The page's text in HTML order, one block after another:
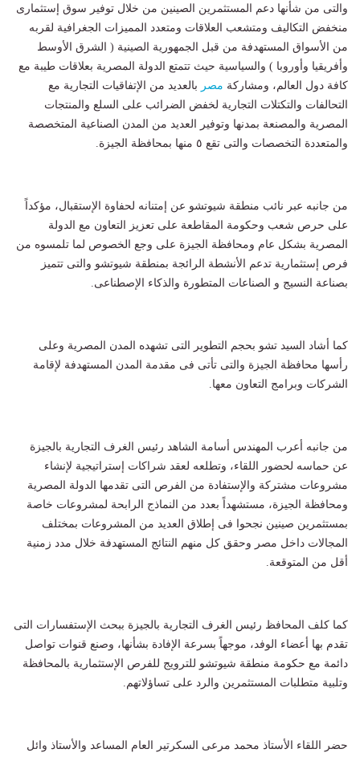
والتى من شأنها دعم المستثمرين الصينين من خلال توفير سوق إستثمارى
منخفض التكاليف ومتشعب العلاقات ومتعدد المميزات الجغرافية لقربه
من الأسواق المستهدفة من قبل الجمهورية الصينية ( الشرق الأوسط
وأفريقيا وأوروبا ) والسياسية حيث تتمتع الدولة المصرية بعلاقات طيبة مع
كافة دول العالم، ومشاركة مصر بالعديد من الإتفاقيات التجارية مع
التحالفات والتكتلات التجارية لخفض الضرائب على السلع والمنتجات
المصرية والمصنعة بمدنها وتوفير العديد من المدن الصناعية المتخصصة
والمتعددة التخصصات والتى تقع ٥ منها بمحافظة الجيزة.
من جانبه عبر نائب منطقة شيوتشو عن إمتنانه لحفاوة الإستقبال، مؤكداً
على حرص شعب وحكومة المقاطعة على تعزيز التعاون مع الدولة
المصرية بشكل عام ومحافظة الجيزة على وجع الخصوص لما تلمسوه من
فرص إستثمارية تدعم الأنشطة الرائجة بمنطقة شيوتشو والتى تتميز
بصناعة النسيج و الصناعات المتطورة والذكاء الإصطناعى.
كما أشاد السيد تشو بحجم التطوير التى تشهده المدن المصرية وعلى
رأسها محافظة الجيزة والتى تأتى فى مقدمة المدن المستهدفة لإقامة
الشركات وبرامج التعاون معها.
من جانبه أعرب المهندس أسامة الشاهد رئيس الغرف التجارية بالجيزة
عن حماسه لحضور اللقاء، وتطلعه لعقد شراكات إستراتيجية لإنشاء
مشروعات مشتركة والإستفادة من الفرص التى تقدمها الدولة المصرية
ومحافظة الجيزة، مستشهداً بعدد من النماذج الرابحة لمشروعات خاصة
بمستثمرين صينين نجحوا فى إطلاق العديد من المشروعات بمختلف
المجالات داخل مصر وحقق كل منهم النتائج المستهدفة خلال مدد زمنية
أقل من المتوقعة.
كما كلف المحافظ رئيس الغرف التجارية بالجيزة ببحث الإستفسارات التى
تقدم بها أعضاء الوفد، موجهاً بسرعة الإفادة بشأنها، وصنع قنوات تواصل
دائمة مع حكومة منطقة شيوتشو للترويج للفرص الإستثمارية بالمحافظة
وتلبية متطلبات المستثمرين والرد على تساؤلاتهم.
حضر اللقاء الأستاذ محمد مرعى السكرتير العام المساعد والأستاذ وائل